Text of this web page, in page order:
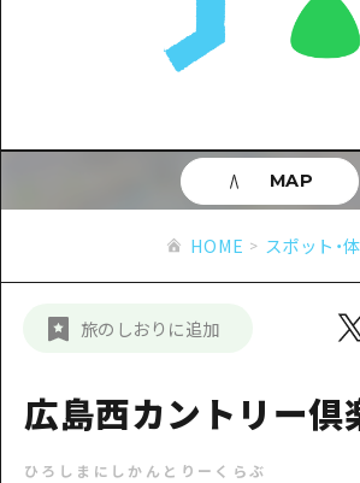
イベント・祭り
グルメ・酒
ショッピング
スポーツ
ナイトライフ
定番
広島もしもトラベル
あたらしい非日常
安芸
備北
芸北
山口県東部
弾丸
広島市周辺
備後
備北
芸北
山口県東部
愛媛県
イベント
お役立ち情報
お役立ち情報一覧
アクセス
お得な周遊チケット
新着情報
事業者・学校関係者の
HOME スポット・
旅のしおりに追加
広島西カントリー倶
ひろしまにしかんとりーくらぶ
MAP